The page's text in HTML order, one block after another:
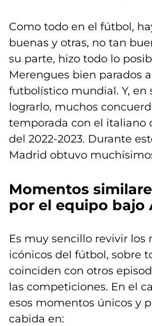
Como todo en el fútbol,
buenas y otras, no tan
su parte, hizo todo lo
Merengues bien parados
futbolístico mundial. Y, en
lograrlo, muchos
temporada con el italiano
del 2022-2023. Durante
Madrid obtuvo
Momentos
por el equipo bajo
Es muy sencillo revivir los
icónicos del fútbol, sobre
coinciden con otros
las competiciones. En el
esos momentos únicos y
cabida en: